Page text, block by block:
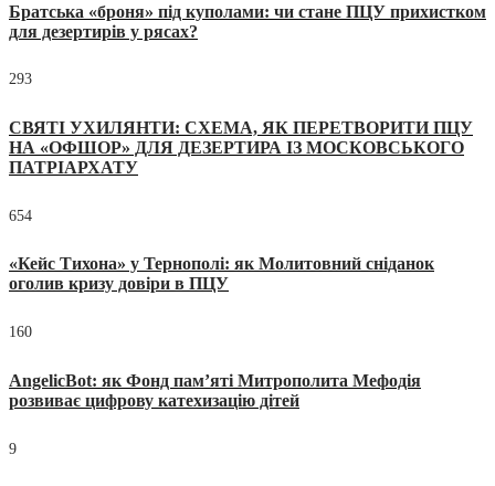
Братська «броня» під куполами: чи стане ПЦУ прихистком
для дезертирів у рясах?
293
СВЯТІ УХИЛЯНТИ: СХЕМА, ЯК ПЕРЕТВОРИТИ ПЦУ
НА «ОФШОР» ДЛЯ ДЕЗЕРТИРА ІЗ МОСКОВСЬКОГО
ПАТРІАРХАТУ
654
«Кейс Тихона» у Тернополі: як Молитовний сніданок
оголив кризу довіри в ПЦУ
160
AngelicBot: як Фонд пам’яті Митрополита Мефодія
розвиває цифрову катехизацію дітей
9